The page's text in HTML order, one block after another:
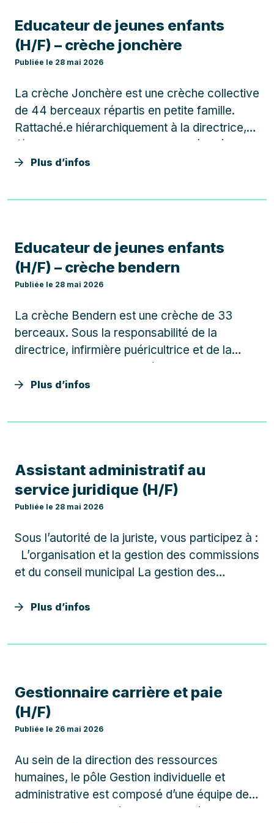
Educateur de jeunes enfants
(H/F) – crèche jonchère
Publiée le 28 mai 2026
La crèche Jonchère est une crèche collective
de 44 berceaux répartis en petite famille.
Rattaché.e hiérarchiquement à la directrice,
l’éducateur.rice de jeunes enfants (EJE)
accompagne l’enfant dans son
créant autour de lui un cadre…
Plus d’infos
Educateur de jeunes enfants
(H/F) – crèche bendern
Publiée le 28 mai 2026
La crèche Bendern est une crèche de 33
berceaux. Sous la responsabilité de la
directrice, infirmière puéricultrice et de la
directrice-adjointe, infirmière, vous assurez
les missions suivantes : Organiser et animer le
les propositions de…
Plus d’infos
Assistant administratif au
service juridique (H/F)
Publiée le 28 mai 2026
Sous l’autorité de la juriste, vous participez à :
et du conseil municipal La gestion des
administratifs La gestion des assurances du
le cadre de ces…
Plus d’infos
Gestionnaire carrière et paie
(H/F)
Publiée le 26 mai 2026
Au sein de la direction des ressources
humaines, le pôle Gestion individuelle et
administrative est composé d’une équipe de 3
Gestionnaires Carrière et paie et d’une